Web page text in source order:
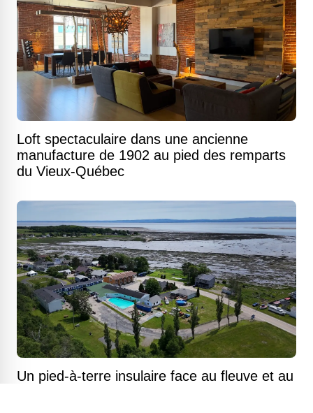
Loft spectaculaire dans une ancienne
manufacture de 1902 au pied des remparts
du Vieux-Québec
Un pied-à-terre insulaire face au fleuve et au